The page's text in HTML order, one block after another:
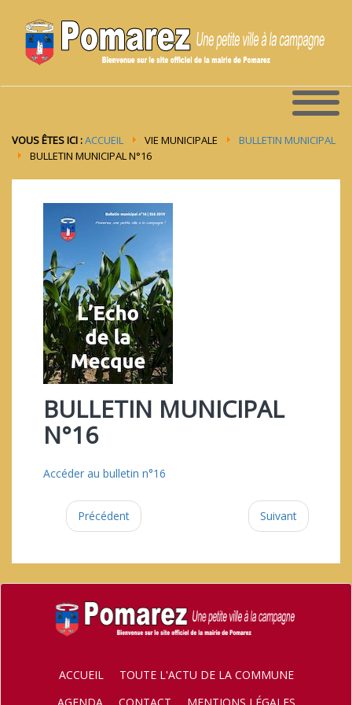
VOUS ÊTES ICI :ACCUEIL VIE MUNICIPALE
BULLETIN MUNICIPAL
BULLETIN MUNICIPAL N°16
BULLETIN MUNICIPAL
N°16
Accéder au bulletin n°16
Précédent Suivant
ACCUEIL
TOUTE L'ACTU DE LA COMMUNE